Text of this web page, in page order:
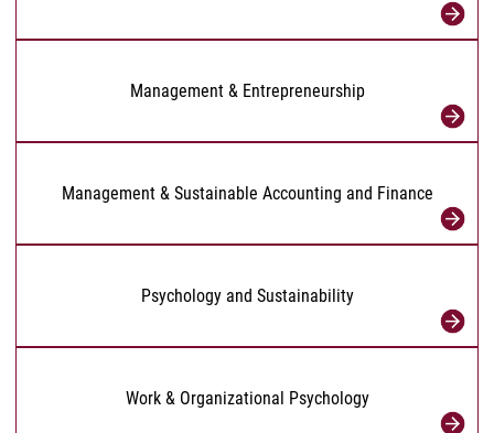
Management & Entrepreneurship
Management & Sustainable Accounting and Finance
Psychology and Sustainability
Work & Organizational Psychology